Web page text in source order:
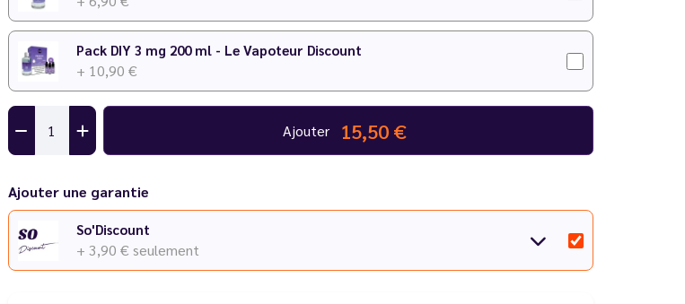
Pack DIY 3 mg 200 ml - Le Vapoteur Discount
+ 10,90 €
Ajouter 15,50 €
Ajouter une garantie
So'Discount
+ 3,90 € seulement